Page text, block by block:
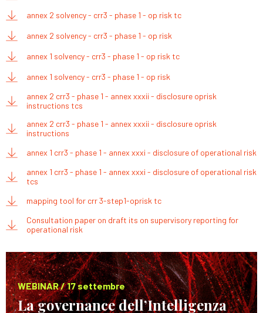
annex 2 solvency - crr3 - phase 1 - op risk tc
annex 2 solvency - crr3 - phase 1 - op risk
annex 1 solvency - crr3 - phase 1 - op risk tc
annex 1 solvency - crr3 - phase 1 - op risk
annex 2 crr3 - phase 1 - annex xxxii - disclosure oprisk
instructions tcs
annex 2 crr3 - phase 1 - annex xxxii - disclosure oprisk
instructions
annex 1 crr3 - phase 1 - annex xxxi - disclosure of operational risk
annex 1 crr3 - phase 1 - annex xxxi - disclosure of operational risk
tcs
mapping tool for crr 3-step1-oprisk tc
Consultation paper on draft its on supervisory reporting for
operational risk
WEBINAR / 17 settembre
La governance dell’Intelligenza